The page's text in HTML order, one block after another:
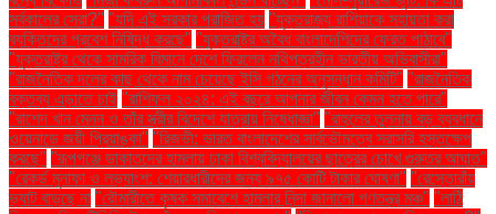
সর্বকালের সেরা?" "যদি এই সরকার পরাজিত হয় "যুক্তরাজ্য রাশিয়াকে সহায়তা করা
ব্যক্তিদের প্রবেশ নিষিদ্ধ করছে" "যুক্তরাষ্ট্র অবৈধ বাংলাদেশিদের ফেরত পাঠাবে"
"যুক্তরাষ্ট্র থেকে সামরিক বিমানে দেশে ফিরলেন নথিপত্রহীন ভারতীয় অভিবাসীরা"
"রাজনৈতিক দলের কাছ থেকে নাম চেয়েছে ইসি গঠনের অনুসন্ধান কমিটি" "রাজনৈতিক
বক্তব্য এড়াতে চাই "রাশিফল ২০২৪: এই বছরে আপনার জীবন কেমন হতে পারে"
"রাশেদ খান মেনন ও তাঁর স্ত্রীর বিদেশে যাত্রায় নিষেধাজ্ঞা" "রাহুলের তুলনায় বড় ব্যবধানে
ওয়েনাডে জয়ী প্রিয়াঙ্কা" "রিজভী: ভারত বাংলাদেশের সার্বভৌমত্বে সরাসরি হস্তক্ষেপ
করছে" "রূপগঞ্জে ডাকাতদের হামলায় ঢাকা বিশ্ববিদ্যালয়ের ছাত্রের চোখে গুরুতর আঘাত"
"রেকর্ড মুনাফা ও লভ্যাংশ: শেয়ারধারীদের জন্য ৯৭৫ কোটি টাকার ঘোষণা" "রেস্তোরাঁয়
ভ্যাট বাড়ছে না "রৌমারীতে কৃষক সমাবেশে হামলার নিন্দা জানালো গণতন্ত্র মঞ্চ" "লাঠি